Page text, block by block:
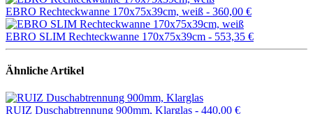
EBRO Rechteckwanne 170x75x39cm, weiß - 360,00 €
EBRO SLIM Rechteckwanne 170x75x39cm - 553,35 €
Ähnliche Artikel
RUIZ Duschabtrennung 900mm, Klarglas - 440,00 €